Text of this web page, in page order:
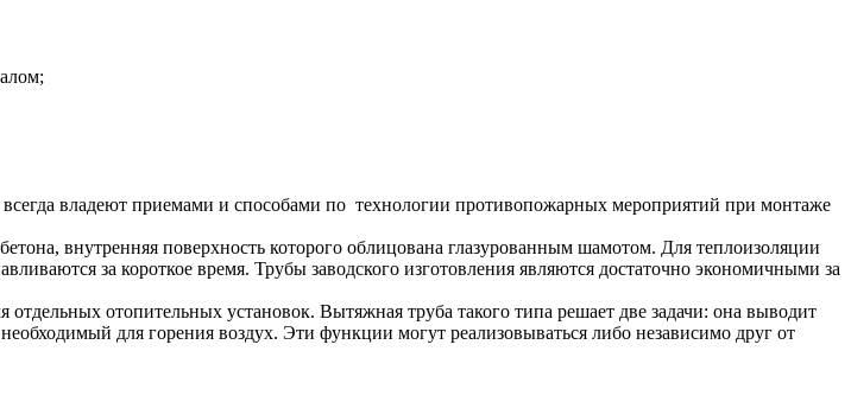
владеют приемами и способами по технологии противопожарных мероприятий при монтаже
внутренняя поверхность которого облицована глазурованным шамотом. Для теплоизоляции
за короткое время. Трубы заводского изготовления являются достаточно экономичными за
отопительных установок. Вытяжная труба такого типа решает две задачи: она выводит
для горения воздух. Эти функции могут реализовываться либо независимо друг от